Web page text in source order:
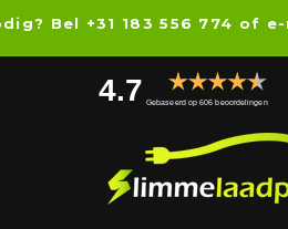
Bel +31 183 556 774
4.7 Gebaseerd op 606 beoordelingen